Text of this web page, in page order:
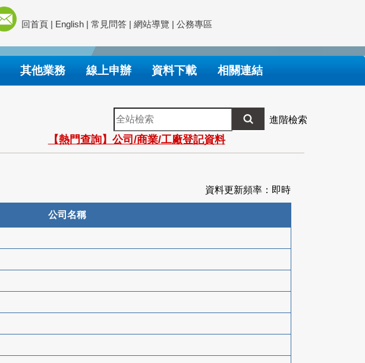
回首頁 | English | 常見問答 | 網站導覽 | 公務專區
其他業務 線上申辦 資料下載 相關連結
全
站
檢
索
進階檢索
【熱門查詢】公司/商業/工廠登記資料
資料更新頻率：即時
公司名稱